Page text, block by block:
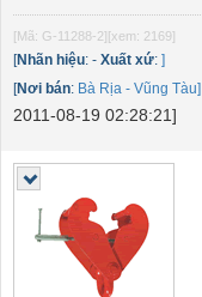
[Mã: G-11288-2][xem: 2169]
[Nhãn hiệu: - Xuất xứ: ]
[Nơi bán: Bà Rịa - Vũng Tàu]
2011-08-19 02:28:21]